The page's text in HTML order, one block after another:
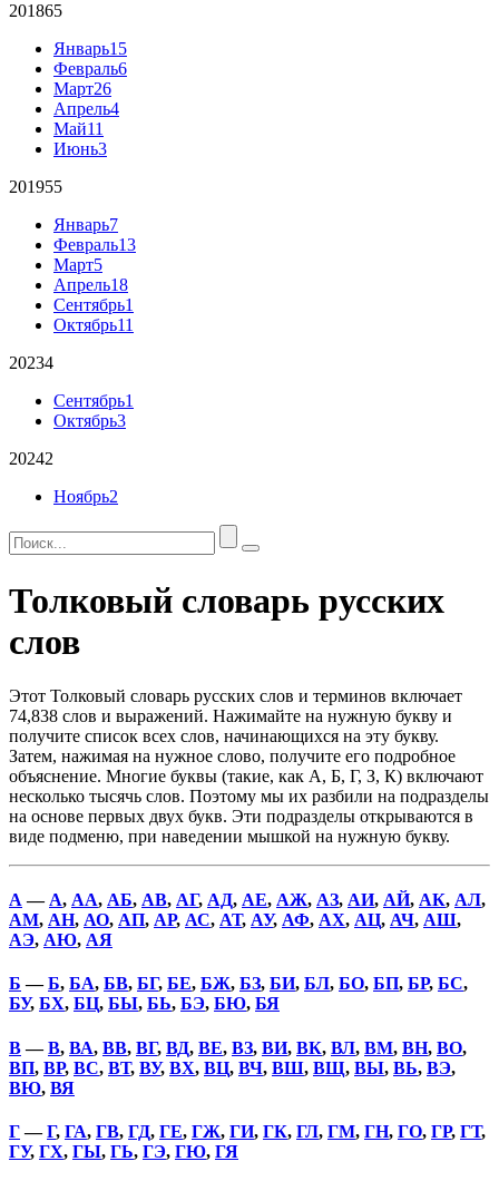
201865
Январь15
Февраль6
Март26
Апрель4
Май11
Июнь3
201955
Январь7
Февраль13
Март5
Апрель18
Сентябрь1
Октябрь11
20234
Сентябрь1
Октябрь3
20242
Ноябрь2
Толковый словарь русских
слов
Этот Толковый словарь русских слов и терминов включает
74,838 слов и выражений. Нажимайте на нужную букву и
получите список всех слов, начинающихся на эту букву.
Затем, нажимая на нужное слово, получите его подробное
объяснение. Многие буквы (такие, как А, Б, Г, З, К) включают
несколько тысячь слов. Поэтому мы их разбили на подразделы
на основе первых двух букв. Эти подразделы открываются в
виде подменю, при наведении мышкой на нужную букву.
А — А, АА, АБ, АВ, АГ, АД, АЕ, АЖ, АЗ, АИ, АЙ, АК, АЛ,
АМ, АН, АО, АП, АР, АС, АТ, АУ, АФ, АХ, АЦ, АЧ, АШ,
АЭ, АЮ, АЯ
Б —Б, БА, БВ, БГ, БЕ, БЖ, БЗ, БИ, БЛ, БО, БП, БР, БС,
БУ, БХ, БЦ, БЫ, БЬ, БЭ, БЮ, БЯ
В—В, ВА, ВВ, ВГ, ВД, ВЕ, ВЗ, ВИ, ВК, ВЛ, ВМ, ВН, ВО,
ВП, ВР, ВС, ВТ, ВУ, ВХ, ВЦ, ВЧ, ВШ, ВЩ, ВЫ, ВЬ, ВЭ,
ВЮ, ВЯ
Г—Г, ГА, ГВ, ГД, ГЕ, ГЖ, ГИ, ГК, ГЛ, ГМ, ГН, ГО, ГР, ГТ,
ГУ, ГХ, ГЫ, ГЬ, ГЭ, ГЮ, ГЯ